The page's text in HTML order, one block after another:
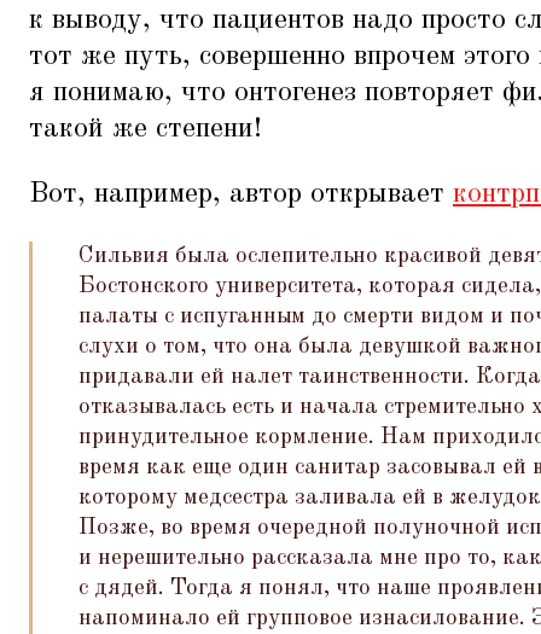
к выводу, что пациентов надо просто
тот же путь, совершенно впрочем
я понимаю, что онтогенез повторяет
такой же степени!
Вот, например, автор открывает
Сильвия была ослепительно красивой
Бостонского университета, которая
палаты с испуганным до смерти видом и
слухи о том, что она была девушкой
придавали ей налет таинственности.
отказывалась есть и начала стремительно
принудительное кормление. Нам
время как еще один санитар засовывал ей
которому медсестра заливала ей в
Позже, во время очередной полуночной
и нерешительно рассказала мне про то,
с дядей. Тогда я понял, что наше
напоминало ей групповое изнасилование.